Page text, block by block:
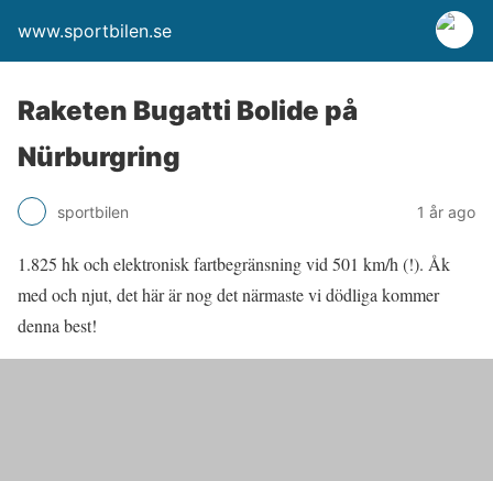
www.sportbilen.se
Raketen Bugatti Bolide på
Nürburgring
sportbilen 1 år ago
1.825 hk och elektronisk fartbegränsning vid 501 km/h (!). Åk
med och njut, det här är nog det närmaste vi dödliga kommer
denna best!